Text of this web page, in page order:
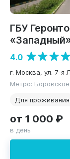
ГБУ
4.0
г. Москва, ул. 7-я
Метро:
Для проживания
от 1 000 ₽
в день